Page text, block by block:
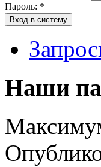
Пароль: *
Наши